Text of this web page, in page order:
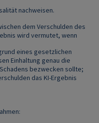
nachweisen.
dem Verschulden des
wird vermutet, wenn
eines gesetzlichen
Einhaltung genau die
bezwecken sollte;
das KI-Ergebnis